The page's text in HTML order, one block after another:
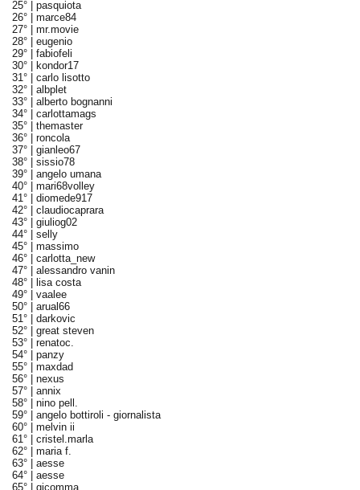
25° | pasquiota
26° | marce84
27° | mr.movie
28° | eugenio
29° | fabiofeli
30° |
kondor17
31° | carlo lisotto
32° | albplet
33° | alberto bognanni
34° | carlottamags
35° | themaster
36° | roncola
37° | gianleo67
38° | sissio78
39° | angelo umana
40° | mari68volley
41° | diomede917
42° | claudiocaprara
43° | giuliog02
44° | selly
45° | massimo
46° | carlotta_new
47° | alessandro vanin
48° |
lisa costa
49° | vaalee
50° | arual66
51° | darkovic
52° | great steven
53° | renatoc.
54° | panzy
55° | maxdad
56° | nexus
57° | annix
58° | nino pell.
59° | angelo bottiroli - giornalista
60° | melvin ii
61° | cristel.marla
62° | maria f.
63° | aesse
64° | aesse
65° | gicomma